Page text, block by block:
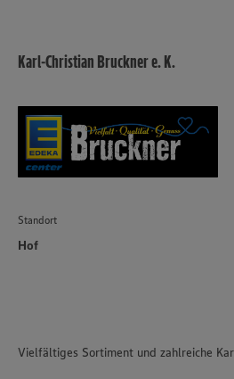
Karl-Christian Bruckner e. K.
Standort
Hof
Vielfältiges Sortiment und zahlreiche